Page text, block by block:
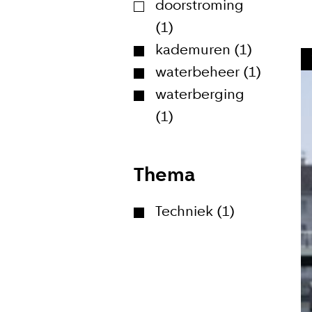
Meld je
Blijf
Amsterdam.
E-
Hoe vaak
doorstroming
(1)
kademuren (1)
waterbeheer (1)
waterberging
(1)
Thema
Techniek (1)